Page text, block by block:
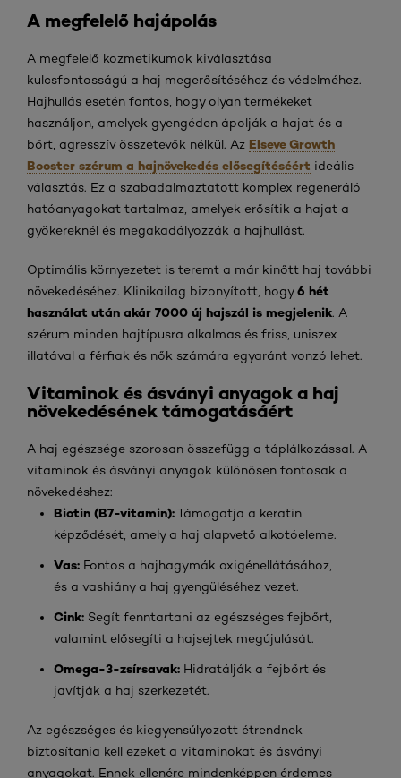
A megfelelő hajápolás
A megfelelő kozmetikumok kiválasztása
kulcsfontosságú a haj megerősítéséhez és védelméhez.
Hajhullás esetén fontos, hogy olyan termékeket
használjon, amelyek gyengéden ápolják a hajat és a
bőrt, agresszív összetevők nélkül. Az Elseve Growth
Booster szérum a hajnövekedés elősegítéséért ideális
választás. Ez a szabadalmaztatott komplex regeneráló
hatóanyagokat tartalmaz, amelyek erősítik a hajat a
gyökereknél és megakadályozzák a hajhullást.
Optimális környezetet is teremt a már kinőtt haj további
növekedéséhez. Klinikailag bizonyított, hogy6 hét
használat után akár 7000 új hajszál is megjelenik. A
szérum minden hajtípusra alkalmas és friss, uniszex
illatával a férfiak és nők számára egyaránt vonzó lehet.
Vitaminok és ásványi anyagok a haj
növekedésének támogatásáért
A haj egészsége szorosan összefügg a táplálkozással. A
vitaminok és ásványi anyagok különösen fontosak a
növekedéshez:
Biotin (B7-vitamin):Támogatja a keratin
képződését, amely a haj alapvető alkotóeleme.
Vas: Fontos a hajhagymák oxigénellátásához,
és a vashiány a haj gyengüléséhez vezet.
Cink: Segít fenntartani az egészséges fejbőrt,
valamint elősegíti a hajsejtek megújulását.
Omega-3-zsírsavak: Hidratálják a fejbőrt és
javítják a haj szerkezetét.
Az egészséges és kiegyensúlyozott étrendnek
biztosítania kell ezeket a vitaminokat és ásványi
anyagokat. Ennek ellenére mindenképpen érdemes